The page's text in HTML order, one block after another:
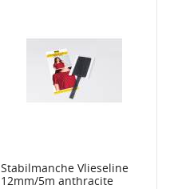
Stabilmanche Vlieseline
12mm/5m anthracite